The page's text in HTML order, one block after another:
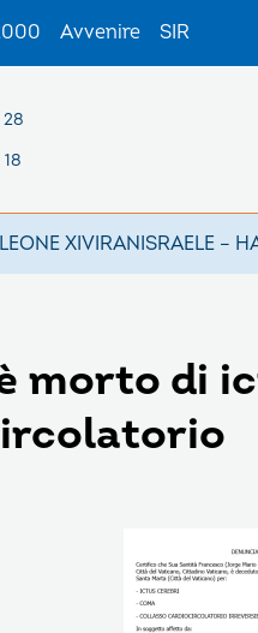
Avvenire SIR
28
XIVIRANISRAELE –
morto di